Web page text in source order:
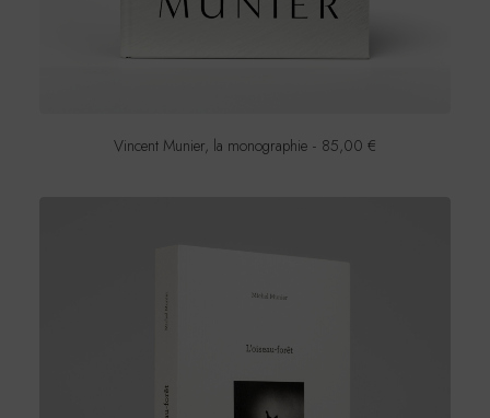
Vincent Munier, la monographie 85,00 €